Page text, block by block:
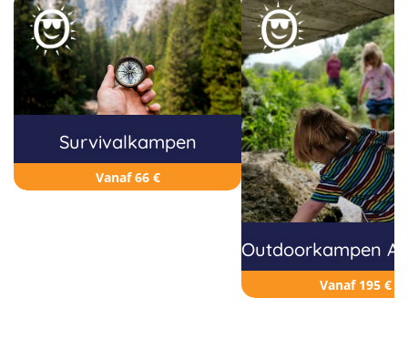
Survivalkampen
Vanaf 66 €
Outdoorkampen
Vanaf 195 €